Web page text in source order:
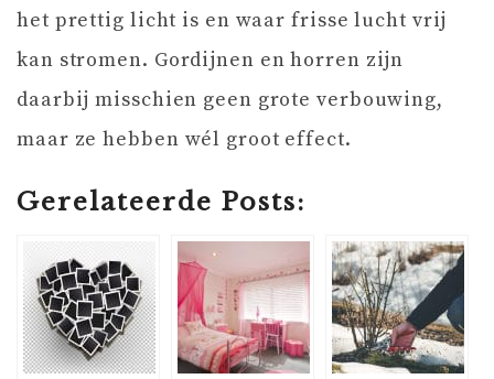
het prettig licht is en waar frisse lucht vrij
kan stromen. Gordijnen en horren zijn
daarbij misschien geen grote verbouwing,
maar ze hebben wél groot effect.
Gerelateerde Posts: